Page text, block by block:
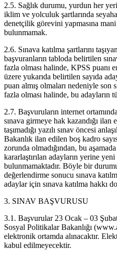
2.5. Sağlık durumu, yurdun her
iklim ve yolculuk şartlarında
denetçilik görevini yapmasına
bulunmamak.
2.6. Sınava katılma şartlarını
başvuranların tabloda belirtilen
fazla olması halinde, KPSS puanı
üzere yukarıda belirtilen sayıda
puan almış olmaları nedeniyle son
fazla olması halinde, bu adayların
2.7. Başvuruların internet
sınava girmeye hak kazandığı ilan
taşımadığı yazılı sınav öncesi
Bakanlık ilan edilen boş kadro
zorunda olmadığından, bu aşamada
kararlaştırılan adayların yerine
bulunmamaktadır. Böyle bir
değerlendirme sonucu sınava
adaylar için sınava katılma hakkı
3. SINAV BAŞVURUSU
3.1. Başvurular 23 Ocak – 03
Sosyal Politikalar Bakanlığı
elektronik ortamda alınacaktır.
kabul edilmeyecektir.